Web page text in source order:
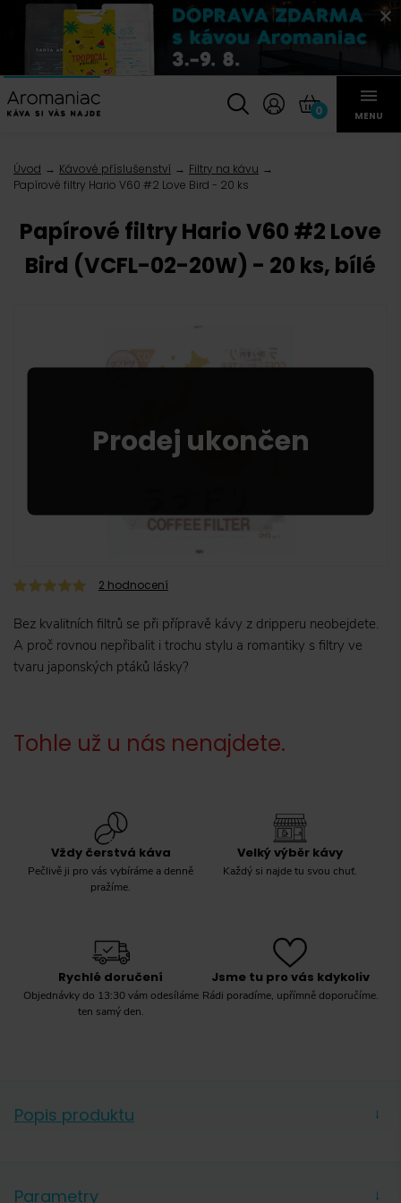
0 MENU
Úvod Kávové příslušenství
Filtry na kávu
Papírové filtry Hario V60 #2 Love Bird - 20 ks
Papírové filtry Hario V60 #2 Love
Bird (VCFL-02-20W) - 20 ks, bílé
2 hodnocení
Bez kvalitních filtrů se při přípravě kávy z dripperu neobejdete.
A proč rovnou nepřibalit i trochu stylu a romantiky s filtry ve
tvaru japonských ptáků lásky?
Tohle už u nás nenajdete.
Vždy čerstvá káva
Pečlivě ji pro vás vybíráme a denně
pražíme.
Velký výběr kávy
Každý si najde tu svou chuť.
Rychlé doručení
Objednávky do 13:30 vám odesíláme
ten samý den.
Jsme tu pro vás kdykoliv
Rádi poradíme, upřímně doporučíme.
Popis produktu →
Parametry →